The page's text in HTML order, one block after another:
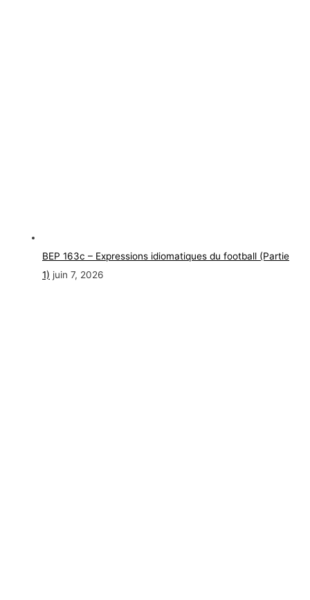
BEP 163c – Expressions idiomatiques du football (Partie
1) juin 7, 2026